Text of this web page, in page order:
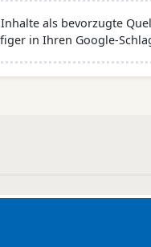
Inhalte als bevorzugte
in Ihren Google-